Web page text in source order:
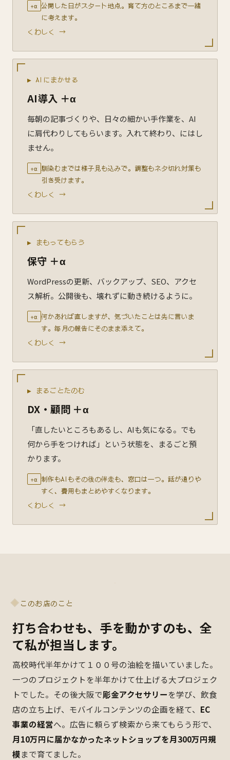
+α 公開した日がスタート地点。育て方のところまで一緒
に考えます。
くわしく →
▶ AIにまかせる
AI導入 ＋α
毎朝の記事づくりや、日々の細かい手作業を、AI
に肩代わりしてもらいます。入れて終わり、にはし
ません。
+α 馴染むまでは様子見も込みで。調整もネタ切れ対策も
引き受けます。
くわしく →
▶ まもってもらう
保守 ＋α
WordPressの更新、バックアップ、SEO、アクセ
ス解析。公開後も、壊れずに動き続けるように。
+α 何かあれば直しますが、気づいたことは先に言いま
す。毎月の報告にそのまま添えて。
くわしく →
▶ まるごとたのむ
DX・顧問 ＋α
「直したいところもあるし、AIも気になる。でも
何から手をつければ」という状態を、まるごと預
かります。
+α 制作もAIもその後の伴走も、窓口は一つ。話が通りや
すく、費用もまとめやすくなります。
くわしく →
このお店のこと
打ち合わせも、手を動かすのも、全
て私が担当します。
高校時代半年かけて１００号の油絵を描いていました。
一つのプロジェクトを半年かけて仕上げる大プロジェク
トでした。その後大阪で彫金アクセサリーを学び、飲食
店の立ち上げ、モバイルコンテンツの企画を経て、 EC
事業の経営へ。広告に頼らず検索から来てもらう形で、
月10万円に届かなかったネットショップを月300万円規
模まで育てました。